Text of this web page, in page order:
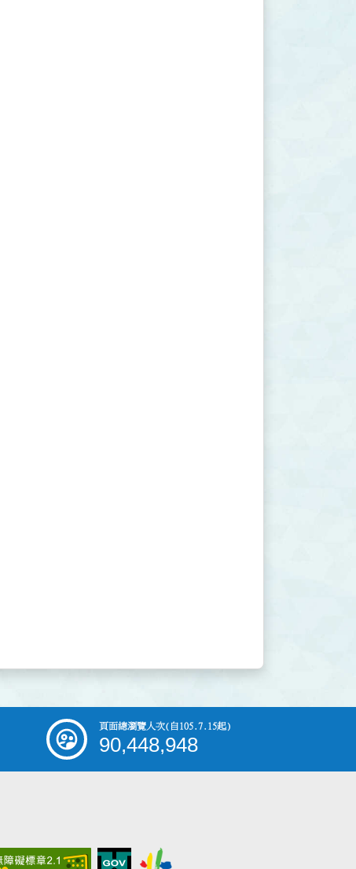
頁面總瀏覽人次(自105.7.15起)
90,448,948